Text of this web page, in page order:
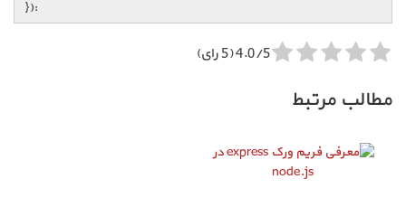
}):
4.0/5 (5 رای)
مطالب مرتبط